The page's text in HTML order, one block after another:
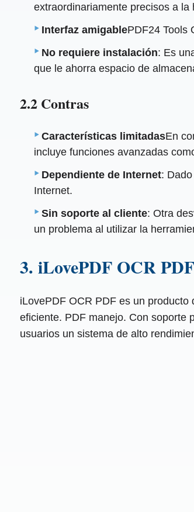
extraordinariamente precisos a
Interfaz amigablePDF24 Tools
No requiere instalación: Es
que le ahorra espacio de
2.2 Contras
Características limitadasEn
incluye funciones avanzadas
Dependiente de Internet:
Internet.
Sin soporte al cliente: Otra
un problema al utilizar la
3. iLovePDF OCR PDF
iLovePDF OCR PDF es un
eficiente. PDF manejo. Con soporte
usuarios un sistema de alto